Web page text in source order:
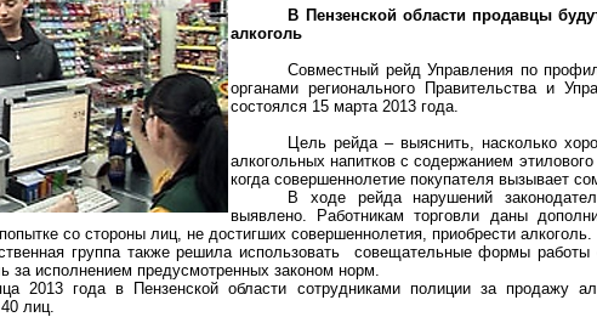
В Пензенской области продавцы
алкоголь
Совместный рейд Управления по
органами регионального Правительства и
состоялся 15 марта 2013 года.
Цель рейда – выяснить, насколько
алкогольных напитков с содержанием
когда совершеннолетие покупателя вызывает
В ходе рейда нарушений
выявлено. Работникам торговли даны
со стороны лиц, не достигших совершеннолетия, приобрести алкоголь.
группа также решила использовать
совещательные формы работы
за исполнением предусмотренных законом норм.
2013 года в Пензенской области сотрудниками полиции за продажу
лиц.